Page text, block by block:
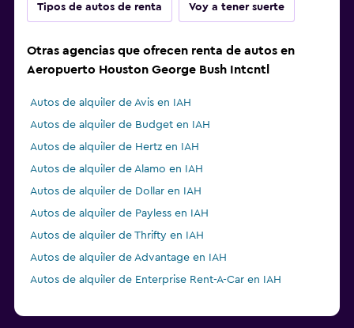
Tipos de autos de renta Voy a tener suerte
Otras agencias que ofrecen renta de autos en
Aeropuerto Houston George Bush Intcntl
Autos de alquiler de Avis en IAH
Autos de alquiler de Budget en IAH
Autos de alquiler de Hertz en IAH
Autos de alquiler de Alamo en IAH
Autos de alquiler de Dollar en IAH
Autos de alquiler de Payless en IAH
Autos de alquiler de Thrifty en IAH
Autos de alquiler de Advantage en IAH
Autos de alquiler de Enterprise Rent-A-Car en IAH